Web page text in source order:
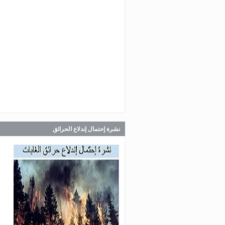
اللبناني البيان الآتي:
Jul 28, 2026
صدر عن دائرة الإعلام والعلاقات
في المديرية العامة للدفاع المدني
اللبناني البيان الآتي:
نشرة إحتمال إندلاع الحرائق